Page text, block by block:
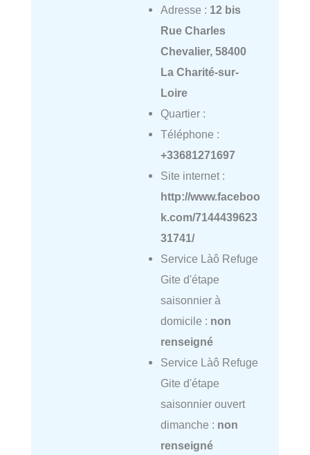
Adresse : 12 bis
Rue Charles
Chevalier, 58400
La Charité-sur-
Loire
Quartier :
Téléphone :
+33681271697
Site internet :
http://www.faceboo
k.com/7144439623
31741/
Service Làô Refuge
Gite d'étape
saisonnier à
domicile : non
renseigné
Service Làô Refuge
Gite d'étape
saisonnier ouvert
dimanche : non
renseigné